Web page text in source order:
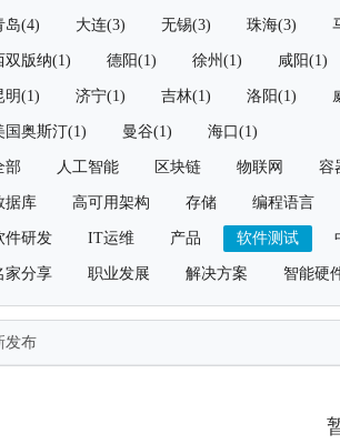
岛(4) 大连(3) 无锡(3) 珠海(3)
双版纳(1) 德阳(1) 徐州(1) 咸阳(1)
明(1) 济宁(1) 吉林(1) 洛阳(1)
国奥斯汀(1) 曼谷(1) 海口(1)
部 人工智能 区块链 物联网 容
据库 高可用架构 存储 编程语言
件研发 IT运维 产品 软件测试
家分享 职业发展 解决方案 智能硬
发布